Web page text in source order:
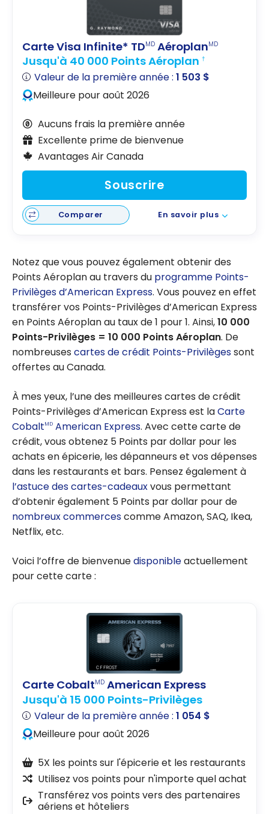
Carte Visa Infinite* TDMD AéroplanMD
Jusqu'à 40 000 Points Aéroplan †
Valeur de la première année :1 503 $
Meilleure pour août 2026
Aucuns frais la première année
Excellente prime de bienvenue
Avantages Air Canada
Souscrire
Comparer En savoir plus
Notez que vous pouvez également obtenir des
Points Aéroplan au travers du programme Points-
Privilèges d’American Express. Vous pouvez en effet
transférer vos Points-Privilèges d’American Express
en Points Aéroplan au taux de 1 pour 1. Ainsi,10 000
Points-Privilèges = 10 000 Points Aéroplan. De
nombreuses cartes de crédit Points-Privilègessont
offertes au Canada.
À mes yeux, l’une des meilleures cartes de crédit
Points-Privilèges d’American Express est laCarte
CobaltMD American Express. Avec cette carte de
crédit, vous obtenez 5 Points par dollar pour les
achats en épicerie, les dépanneurs et vos dépenses
dans les restaurants et bars. Pensez également à
l’astuce des cartes-cadeauxvous permettant
d’obtenir également 5 Points par dollar pour de
nombreux commercescomme Amazon, SAQ, Ikea,
Netflix, etc.
Voici l’offre de bienvenuedisponibleactuellement
pour cette carte :
Carte CobaltMD American Express
Jusqu'à 15 000 Points-Privilèges
Valeur de la première année :1 054 $
Meilleure pour août 2026
5X les points sur l'épicerie et les restaurants
Utilisez vos points pour n'importe quel achat
Transférez vos points vers des partenaires
aériens et hôteliers